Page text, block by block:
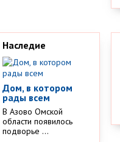
Наследие
Дом, в котором
рады всем
В Азово Омской
области появилось
подворье ...